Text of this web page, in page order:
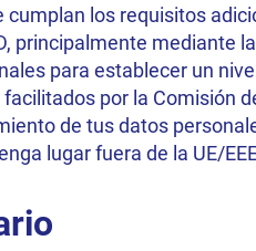
cumplan los requisitos
principalmente mediante
para establecer un
por la Comisión
de tus datos
lugar fuera de la UE/